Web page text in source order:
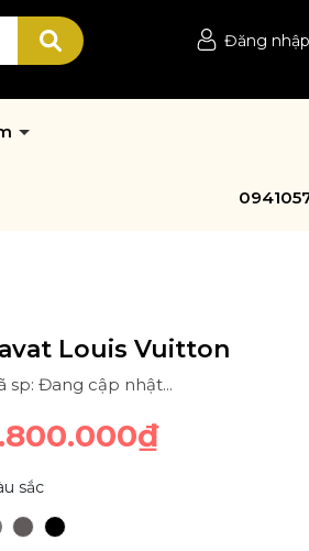
Đăng nhập
Louis Vuitton
sp: Đang cập nhật...
sắc